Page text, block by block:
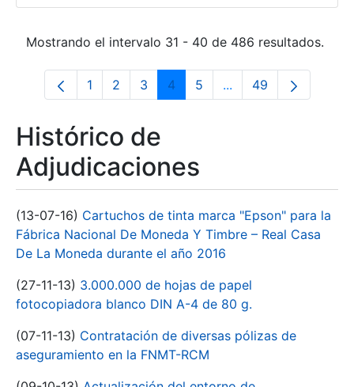
Mostrando el intervalo 31 - 40 de 486 resultados.
Página
1 Página
2 Página
3 Página
4 Página
5 ...Páginas intermedias
Página
49
Histórico de
Adjudicaciones
(13-07-16) Cartuchos de tinta marca "Epson" para la
Fábrica Nacional De Moneda Y Timbre – Real Casa
De La Moneda durante el año 2016
(27-11-13) 3.000.000 de hojas de papel
fotocopiadora blanco DIN A-4 de 80 g.
(07-11-13) Contratación de diversas pólizas de
aseguramiento en la FNMT-RCM